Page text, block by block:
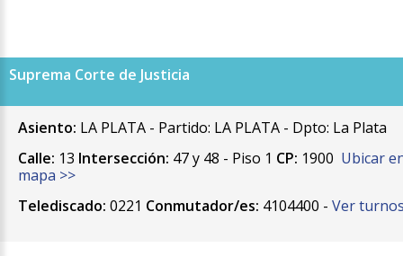
Suprema Corte de Justicia
Asiento: LA PLATA - Partido: LA PLATA - Dpto: La Plata
Calle: 13 Intersección: 47 y 48 - Piso 1 CP: 1900 Ubicar
mapa >>
Telediscado: 0221 Conmutador/es: 4104400 - Ver